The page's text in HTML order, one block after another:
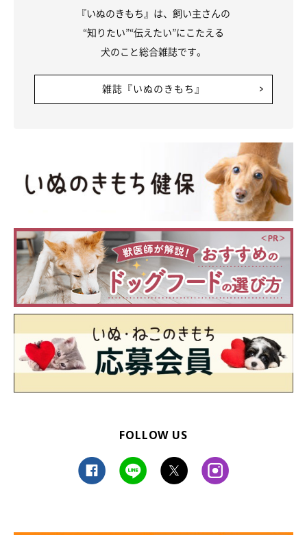
『いぬのきもち』は、飼い主さんの
“知りたい”“伝えたい”にこたえる
犬のこと総合雑誌です。
雑誌『いぬのきもち』
FOLLOW US